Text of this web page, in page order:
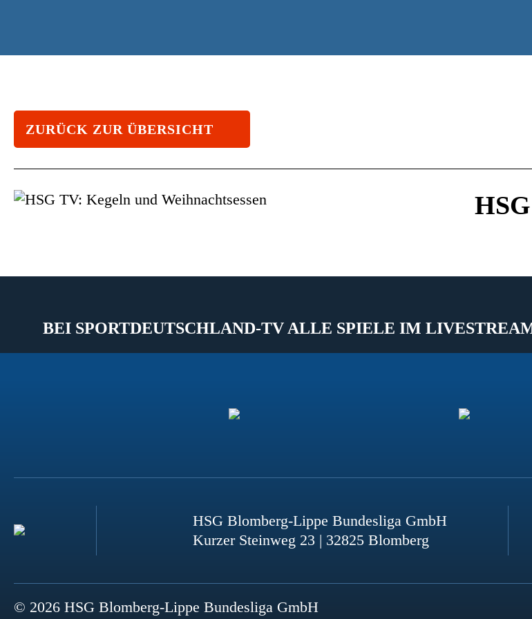
ZURÜCK ZUR ÜBERSICHT
BEI SPORTDEUTSCHLAND-TV ALLE SPIELE IM
HSG Blomberg-Lippe Bundesliga GmbH
Kurzer Steinweg 23 | 32825 Blomberg
© 2026 HSG Blomberg-Lippe Bundesliga GmbH